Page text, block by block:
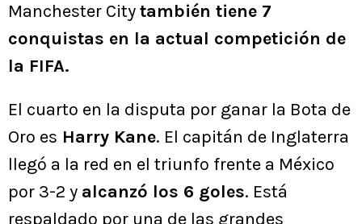
Manchester Citytambién tiene 7
conquistas en la actual competición de
la FIFA.
El cuarto en la disputa por ganar la Bota de
Oro es Harry Kane. El capitán de Inglaterra
llegó a la red en el triunfo frente a México
por 3-2 y alcanzó los 6 goles. Está
respaldado por una de las grandes